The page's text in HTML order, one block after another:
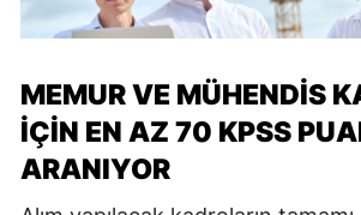
MEMUR VE MÜHENDİS
İÇİN EN AZ 70 KPSS
ARANIYOR